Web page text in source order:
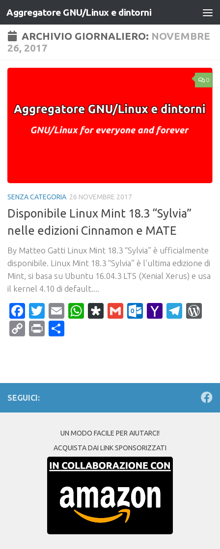
Salta al contenuto
Aggregatore GNU/Linux e dintorni
ARCHIVIO GIORNALIERO: NOVEMBRE
26, 2017
0
SENZA CATEGORIA 26 NOVEMBRE 2017
Disponibile Linux Mint 18.3 “Sylvia”
nelle edizioni Cinnamon e MATE
By Matteo Gatti Linux Mint 18.3 “Sylvia” è ufficialmente
disponibile. Linux Mint 18.3 “Sylvia” è l’ultima edizione di
Mint, si basa su Ubuntu 16.04.3 LTS (Xenial Xerus) e usa
il kernel 4.10 di default....
Facebook
Twitter
EmailWhatsApp
Diaspora
Gmail Yahoo
CopyPrint
SEGUICI:
UN MODO FACILE PER AIUTARCI!
ACQUISTA DAI LINK SPONSORIZZATI